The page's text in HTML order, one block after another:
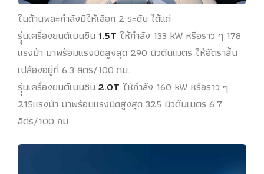
ในด้านพละกำลังมีให้เลือก 2 ระดับ ได้แก่
รุุ่นเครื่องยนต์เบนซิน 1.5T ให้กำลัง 133 kW หรือราว ๆ 178
แรงม้า มาพร้อมแรงบิดสูงสุด 290 นิวตันเมตร ให้อัตราสิ้น
เปลืองอยู่ที่ 6.3 ลิตร/100 กม.
รุุ่นเครื่องยนต์เบนซิน 2.0T ให้กำลัง 160 kW หรือราว ๆ
215แรงม้า มาพร้อมแรงบิดสูงสุด 325 นิวตันเมตร 6.7
ลิตร/100 กม.